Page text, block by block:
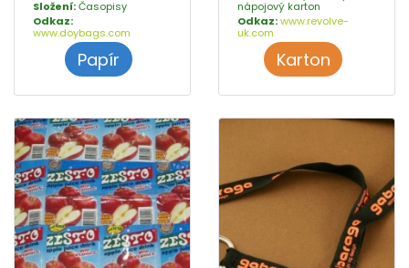
Složení:Časopisy
Odkaz:
www.doybags.com
Papír
nápojový karton
Odkaz:www.revolve-
uk.com
Karton